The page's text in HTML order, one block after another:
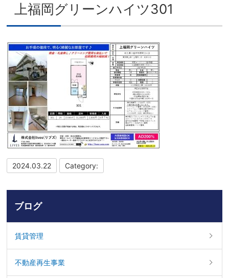
上福岡グリーンハイツ301
2024.03.22 Category:
ブログ
賃貸管理
不動産再生事業